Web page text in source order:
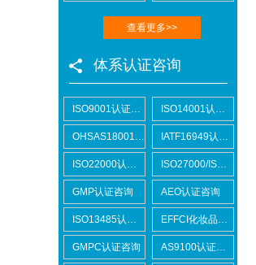
查看更多>>
体系认证咨询
ISO9001认证咨询 ISO14001认证咨询
OHSAS18001认证咨询 IATF16949认证咨询
ISO22000认证咨询 ISO27000/ISO27001认证咨询
GMP认证咨询 AEO认证咨询
ISO13485认证咨询 EFFCI化妆品原料认证咨询
GMPC认证咨询 AS9100认证咨询
Lowe's劳氏验厂